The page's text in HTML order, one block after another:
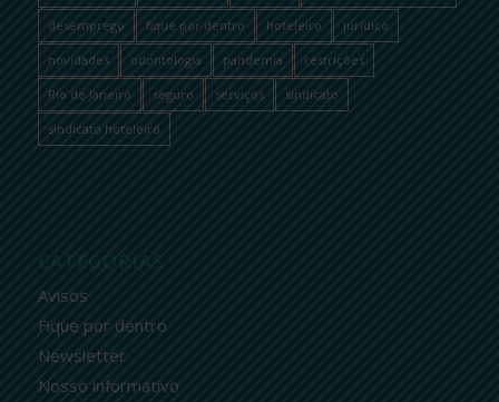
desemprego fique por dentro hoteleiro jurídico
novidades odontologia pandemia restrições
Rio de Janeiro seguro serviços sindicato
sindicato hoteleiro
CATEGORIAS
Avisos
Fique por dentro
Newsletter
Nosso informativo